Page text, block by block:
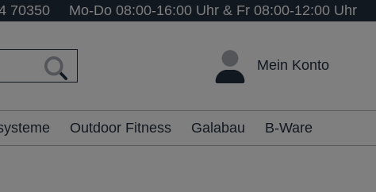
70350 Mo-Do 08:00-16:00 Uhr & Fr 08:00-12:00 Uhr
Mein Konto
Outdoor Fitness Galabau B-Ware